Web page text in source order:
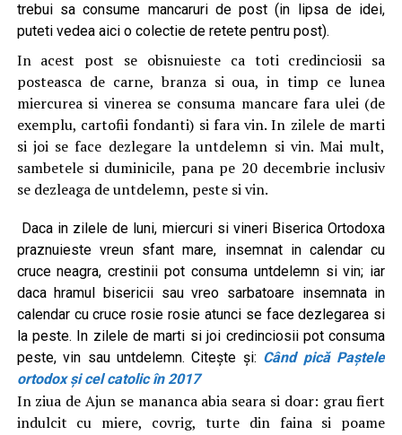
trebui sa consume mancaruri de post (in lipsa de idei,
puteti vedea aici o colectie de retete pentru post).
In acest post se obisnuieste ca toti credinciosii sa
posteasca de carne, branza si oua, in timp ce lunea
miercurea si vinerea se consuma mancare fara ulei (de
exemplu, cartofii fondanti) si fara vin. In zilele de marti
si joi se face dezlegare la untdelemn si vin. Mai mult,
sambetele si duminicile, pana pe 20 decembrie inclusiv
se dezleaga de untdelemn, peste si vin.
Daca in zilele de luni, miercuri si vineri Biserica Ortodoxa
praznuieste vreun sfant mare, insemnat in calendar cu
cruce neagra, crestinii pot consuma untdelemn si vin; iar
daca hramul bisericii sau vreo sarbatoare insemnata in
calendar cu cruce rosie rosie atunci se face dezlegarea si
la peste. In zilele de marti si joi credinciosii pot consuma
peste, vin sau untdelemn. Citește și: Când pică Paștele
ortodox și cel catolic în 2017
In ziua de Ajun se mananca abia seara si doar: grau fiert
indulcit cu miere, covrig, turte din faina si poame